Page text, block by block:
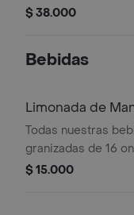
sabores de los
tocineta ahumada
$ 38.000
Bebidas
Limonada de
Todas nuestras
granizadas de 16
$ 15.000